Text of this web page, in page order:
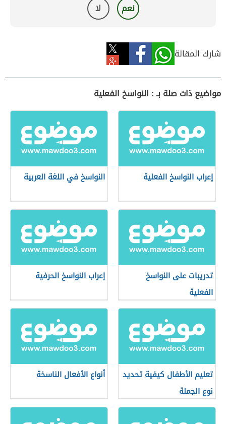
نعم لا
شارك المقالة
مواضيع ذات صلة بـ : النواسخ الفعلية
إعراب النواسخ الفعلية النواسخ في اللغة العربية
تدريبات على النواسخ
الفعلية
إعراب النواسخ الحرفية
تعليم الأطفال كيفية تحديد
نوع الجملة
أنواع الأفعال الناسخة